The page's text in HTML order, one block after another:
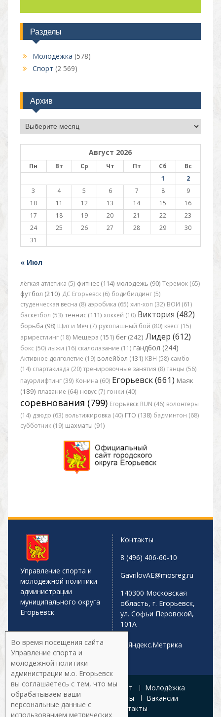
Разделы
Молодёжка (578)
Спорт (2 569)
Архив
Архив
Август 2026
Пн Вт Ср Чт Пт Сб
Вс
1
2
3
4 5 6 7 8
9
10
11 12 13 14 15
16
17
18 19 20 21 22
23
24
25 26 27 28 29
30
31
« Июл
лёгкая атлетика (5) фитнес (114) молодежь (90) Теремок (65)
футбол (210) ДС Егорьевск (6) бодибилдинг (5)
студенческая весна (8) аэробика (65) хип-хоп (32) ВОИ (61)
баскетбол (53) теннис (111) хоккей (10) Виктория (482)
борьба (98) Щит и Меч (7) рукопашный бой (80) квест (15)
армрестлинг (18) Мещера (151) бег (242) Лидер (612)
бокс (50) лыжи (16) скалолазание (11) гандбол (244)
Активное долголетие (19) волейбол (131) КВН (58) самбо
(14) спартакиада (20) тренировочные занятия (8) танцы (56)
пауэрлифтинг (39) Конина (60) Егорьевск (661) Маяк
(189) плавание (64) новус (7) гонки (40)
соревнования (799) Егорьевск RUN (46) волонтеры
(14) дзюдо (63) вольтижировка (40) ГТО (138) бадминтон (68)
субботник (19) шахматы (91)
Управление спорта и
молодежной политики
администрации
муниципального округа
Егорьевск
Контакты
8 (496) 406-60-10
GavrilovAE@mosreg.ru
140300 Московская
область, г. Егорьевск,
ул. Софьи Перовской,
101А
Главная Афиша Спорт
Молодёжка
Управление
Документы
Вакансии
Галерея
Контакты
Во время посещения сайта
Управление спорта и
молодежной политики
администрации м.о. Егорьевск
вы соглашаетесь с тем, что мы
обрабатываем ваши
персональные данные с
использованием метрических